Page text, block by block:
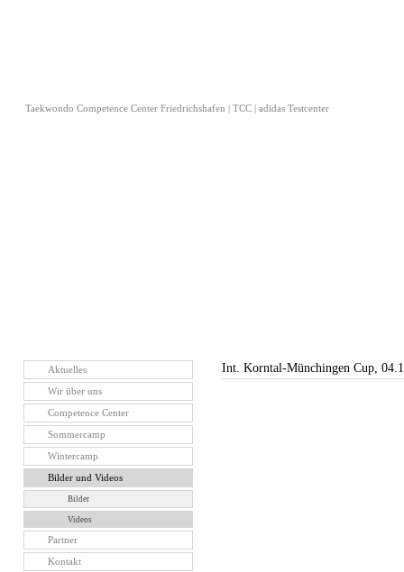
Taekwondo Competence Center Friedrichshafen | TCC | adidas Testcenter
Aktuelles
Wir über uns
Competence Center
Sommercamp
Wintercamp
Bilder und Videos
Bilder
Videos
Partner
Kontakt
Int. Korntal-Münchingen Cup,